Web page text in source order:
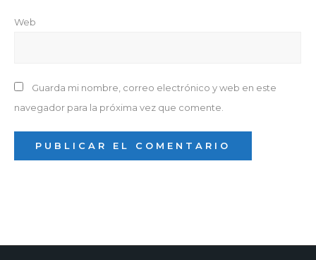
Web
Guarda mi nombre, correo electrónico y web en este
navegador para la próxima vez que comente.